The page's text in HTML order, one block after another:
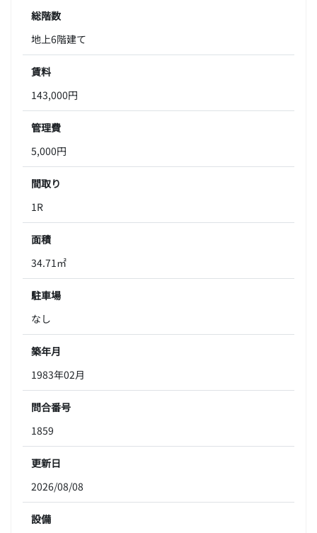
総階数
地上6階建て
賃料
143,000円
管理費
5,000円
間取り
1R
面積
34.71㎡
駐車場
なし
築年月
1983年02月
問合番号
1859
更新日
2026/08/08
設備